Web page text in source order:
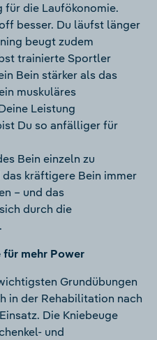
die Laufökonomie.
besser. Du läufst länger
beugt zudem
trainierte Sportler
Bein stärker als das
muskuläres
Leistung
Du so anfälliger für
Bein einzeln zu
kräftigere Bein immer
– und das
durch die
für mehr Power
Grundübungen
in der Rehabilitation nach
Die Kniebeuge
und